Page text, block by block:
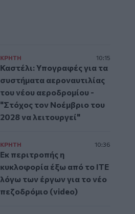
ΚΡΗΤΗ 10:15
Καστέλι: Υπογραφές για τα
συστήματα αεροναυτιλίας
του νέου αεροδρομίου -
"Στόχος τον Νοέμβριο του
2028 να λειτουργεί"
ΚΡΗΤΗ 10:36
Εκ περιτροπής η
κυκλοφορία έξω από το ΙΤΕ
λόγω των έργων για το νέο
πεζοδρόμιο (video)